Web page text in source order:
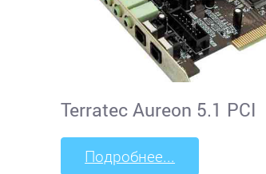
Terratec Aureon 5.1 PCI
Подробнее...